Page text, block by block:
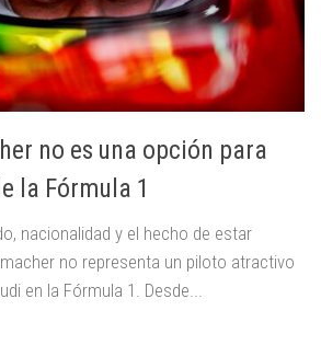
no es una opción para
la Fórmula 1
nacionalidad y el hecho de estar
no representa un piloto atractivo
en la Fórmula 1. Desde...